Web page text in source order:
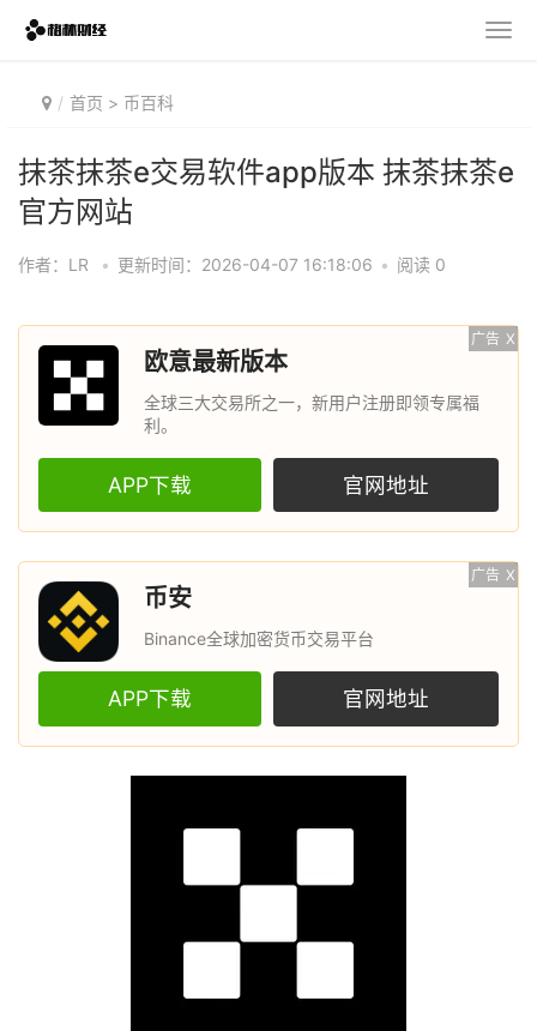
首页 > 币百科
抹茶抹茶e交易软件app版本 抹茶抹茶e
官方网站
作者：LR • 更新时间：2026-04-07 16:18:06 • 阅读 0
广告 X
欧意最新版本
全球三大交易所之一，新用户注册即领专属福
利。
APP下载 官网地址
广告 X
币安
Binance全球加密货币交易平台
APP下载 官网地址